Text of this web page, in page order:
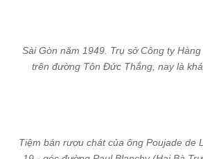
Sài Gòn năm 1949. Trụ sở Công ty
trên đường Tôn Đức Thắng, nay là